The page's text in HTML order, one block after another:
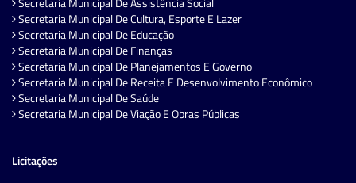
Secretaria Municipal De Cultura, Esporte E Lazer
Secretaria Municipal De Educação
Secretaria Municipal De Finanças
Secretaria Municipal De Planejamentos E Governo
Secretaria Municipal De Receita E Desenvolvimento Econômico
Secretaria Municipal De Saúde
Secretaria Municipal De Viação E Obras Públicas
Licitações